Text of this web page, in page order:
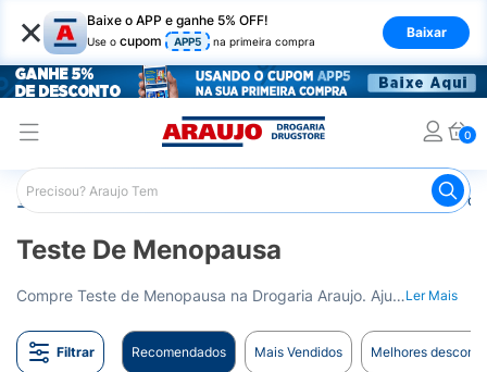
× Baixe o APP e ganhe 5% OFF!
Use o cupom APP5 na primeira compra
Baixar
0
Araujo Saúde e Bem Estar Teste
Teste De Menopausa
Compre Teste de Menopausa na Drogaria Araujo. Ajuda a identificar a mudança hormonal da menopausa. Entrega para todo o Brasil.Ler Mais
Filtrar Recomendados Mais Vendidos Melhores